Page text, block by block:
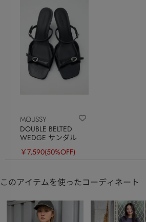
MOUSSY
DOUBLE BELTED
WEDGE サンダル
￥7,590(50%OFF)
このアイテムを使ったコーディネート